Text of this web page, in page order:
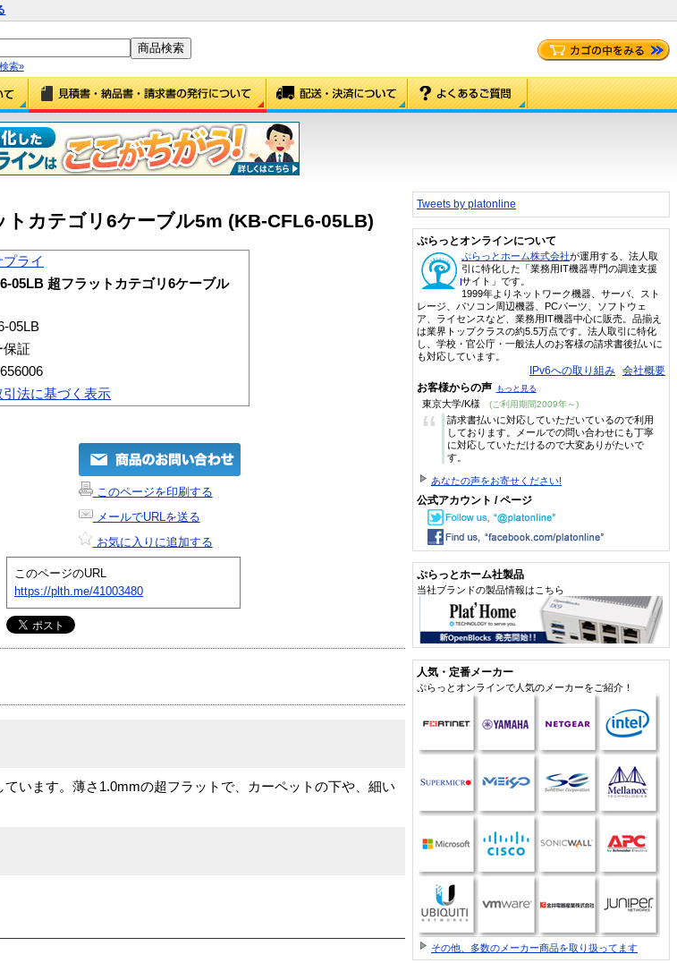
索»
カテゴリ6ケーブル5m (KB-CFL6-05LB)
ライ
05LB 超フラットカテゴリ6ケーブル
05LB
保証
引法に基づく表示
このページを印刷する
メールでURLを送る
お気に入りに追加する
このページのURL
https://plth.me/41003480
います。薄さ1.0mmの超フラットで、カーペットの下や、細い
Tweets by platonline
ぷらっとオンラインについて
ぷらっとホーム株式会社が運用する、法人取
引に特化した「業務用IT機器専門の調達支援
サイト」です。
1999年よりネットワーク機器、サーバ、スト
レージ、パソコン周辺機器、PCパーツ、ソフトウェ
ア、ライセンスなど、業務用IT機器中心に販売。品揃え
は業界トップクラスの約5.5万点です。法人取引に特化
し、学校・官公庁・一般法人のお客様の請求書後払いに
も対応しています。
IPv6への取り組み 会社概要
お客様からの声 もっと見る
東京大学/K様 (ご利用期間2009年～)
“
請求書払いに対応していただいているので利用
しております。メールでの問い合わせにも丁寧
に対応していただけるので大変ありがたいで
す。
あなたの声をお寄せください!
公式アカウント / ページ
ぷらっとホーム社製品
当社ブランドの製品情報はこちら
人気・定番メーカー
ぷらっとオンラインで人気のメーカーをご紹介！
その他、多数のメーカー商品を取り扱ってます